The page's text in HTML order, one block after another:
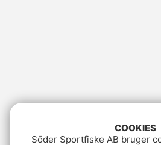
COOKIES
Söder Sportfiske AB bruger